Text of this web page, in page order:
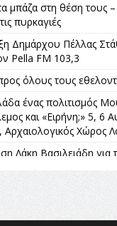
μπάζα στη θέση τους –
πυρκαγιές
Δημάρχου Πέλλας
Pella FM 103,3
όλους τους
ένας πολιτισμός
και «Ειρήνη;» 5, 6
Χώρος
Λάκη Βασιλειάδη για
«Σε
υπάρχει μόνο η
του ΠΑΟΚ στον